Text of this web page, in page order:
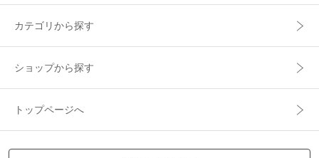
カテゴリから探す
ショップから探す
トップページへ